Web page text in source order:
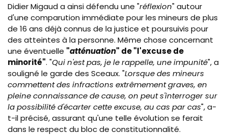
Didier Migaud a ainsi défendu une "réflexion" autour
d'une comparution immédiate pour les mineurs de plus
de 16 ans déjà connus de la justice et poursuivis pour
des atteintes à la personne. Même chose concernant
une éventuelle "atténuation" de "l'excuse de
minorité". "Qui n'est pas, je le rappelle, une impunité", a
souligné le garde des Sceaux. "Lorsque des mineurs
commettent des infractions extrêmement graves, en
pleine connaissance de cause, on peut s'interroger sur
la possibilité d'écarter cette excuse, au cas par cas", a-
t-il précisé, assurant qu'une telle évolution se ferait
dans le respect du bloc de constitutionnalité.